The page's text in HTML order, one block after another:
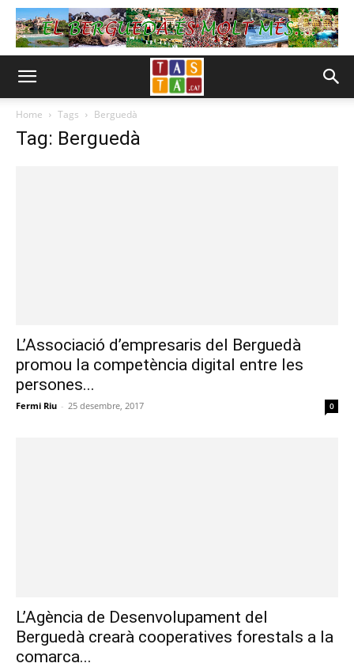
Home Tags Berguedà
Tag: Berguedà
L’Associació d’empresaris del Berguedà
promou la competència digital entre les
persones...
Fermi Riu - 25 desembre, 2017 0
L’Agència de Desenvolupament del
Berguedà crearà cooperatives forestals a la
comarca...